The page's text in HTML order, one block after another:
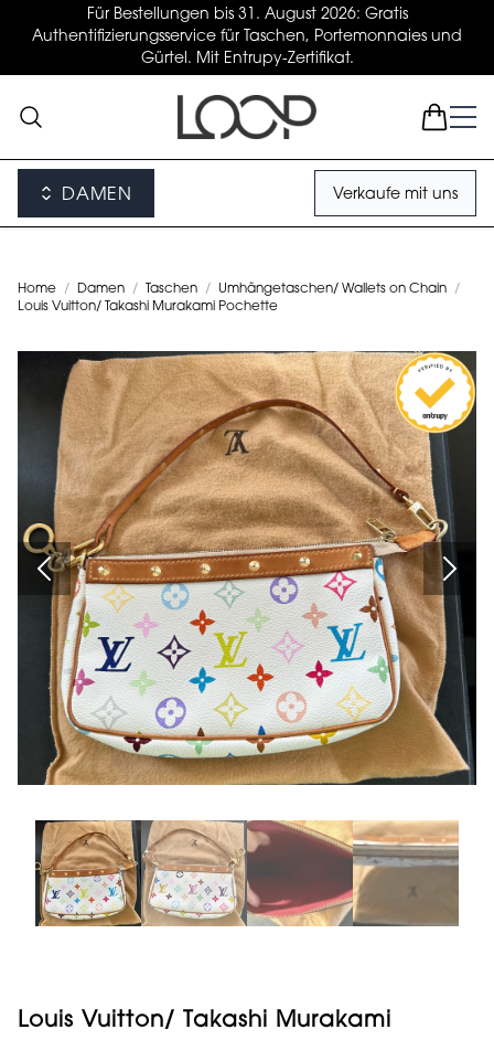
Für Bestellungen bis 31. August 2026: Gratis
Authentifizierungsservice für Taschen, Portemonnaies und
Gürtel. Mit Entrupy-Zertifikat.
DAMEN Verkaufe mit uns
Home / Damen / Taschen / Umhängetaschen/ Wallets on Chain
/
Louis Vuitton/ Takashi Murakami Pochette
Louis Vuitton/ Takashi Murakami